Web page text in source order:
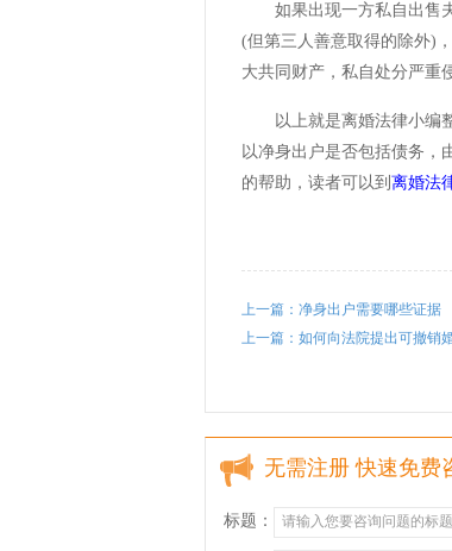
如果出现一方私自出售夫
(但第三人善意取得的除外)
大共同财产，私自处分严重
以上就是离婚法律小编整
以净身出户是否包括债务，
的帮助，读者可以到 离婚法
上一篇：净身出户需要哪些证据
上一篇：如何向法院提出可撤销
无需注册 快速免费
标题：